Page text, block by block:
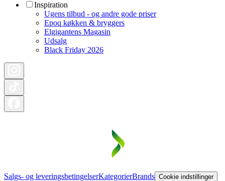
Inspiration
Ugens tilbud - og andre gode priser
Epoq køkken & bryggers
Elgigantens Magasin
Udsalg
Black Friday 2026
Salgs- og leveringsbetingelserKategorierBrands Cookie indstillinger